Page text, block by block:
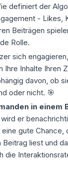
definiert der
- Likes,
Beiträgen
Rolle.
sich
Ihre Inhalte Ihren
davon, ob
oder nicht. 🎯
in einem
, wird er
gute Chance,
Beitrag liest und
die